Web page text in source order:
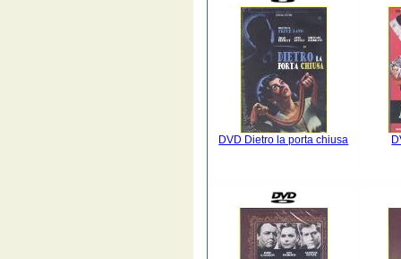
DVD Dietro la porta chiusa